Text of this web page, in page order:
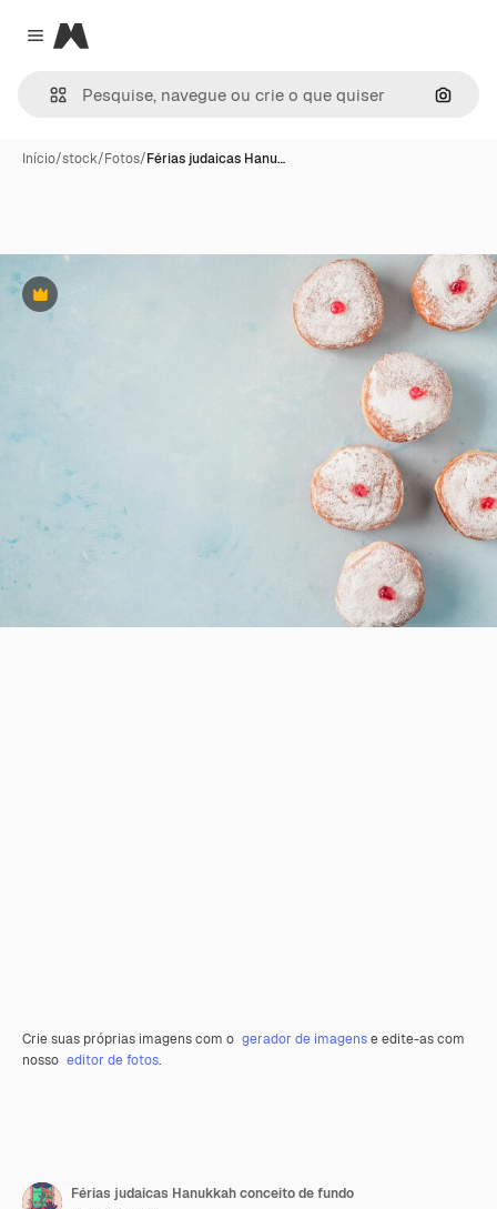
Close menu
Magnific
Início/stock/Fotos/Férias judaicas Hanu…
Premium
Crie suas próprias imagens com o gerador de imagense edite-as com
nosso editor de fotos.
Férias judaicas Hanukkah conceito de fundo